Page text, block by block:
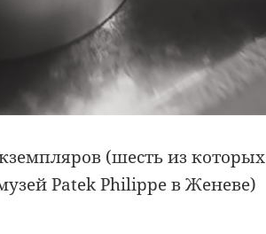
(шесть из которых
Patek Philippe в Женеве)